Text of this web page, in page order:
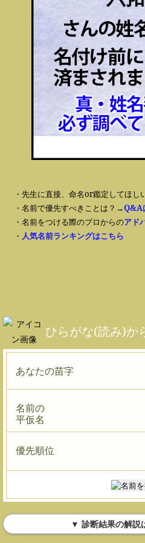
・先生に直接、命名or鑑定してほし
・名前で優先すべきことは？→Q&A
・名前をつける際のプロからのアド
・ 人気名前ランキングはこちら
ひらがな(読み)か
あなたの苗字
名前の
平仮名
優先順位
▼ 診断結果の解説